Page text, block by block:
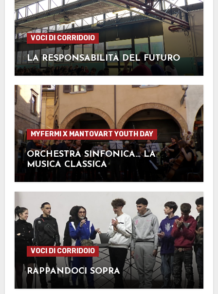
VOCI DI CORRIDOIO
LA RESPONSABILITÀ DEL FUTURO
MYFERMI X MANTOVART YOUTH DAY
ORCHESTRA SINFONICA… LA
MUSICA CLASSICA
VOCI DI CORRIDOIO
RAPPANDOCI SOPRA